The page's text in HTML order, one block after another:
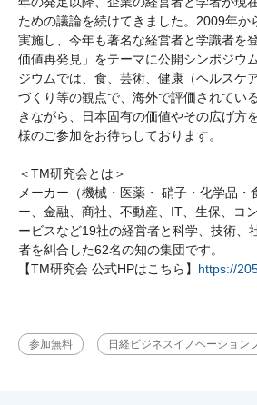
ための議論を続けてきました。2009年か
実施し、今年も著名な経営者と学識者を
価値再発見」をテーマに公開シンポジウ
ジウムでは、食、芸術、健康（ヘルスケ
づくり等の観点で、海外で評価されてい
きながら、日本固有の価値やその広げ方
様のご参加をお待ちしております。
＜TM研究会とは＞
メーカー（機械・医薬・ 硝子・化学品・
ー、金融、商社、不動産、IT、生保、コ
ービスなど19社の経営者と科学、技術、
者を糾合した62名の知の集団です。
【TM研究会 公式HPはこちら】 https://
参加無料 日経ビジネスイノベーション